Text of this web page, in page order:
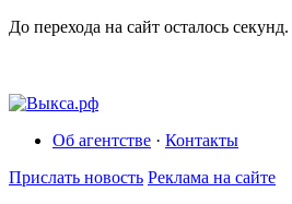
До перехода на сайт осталось секунд.
Об агентстве · Контакты
Прислать новость Реклама на сайте